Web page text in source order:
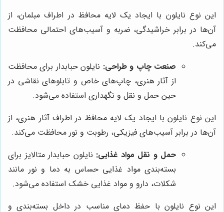
این نوع نایلون با ایجاد یک لایه محافظ در اطراف مبلمان، از
آن‌ها در برابر خراشیدگی، ضربه و آسیب‌های احتمالی محافظت
می‌کند.
صنعت چاپ و طراحی: نایلون حبابدار برای محافظت
از آثار هنری، چاپ‌های خاص و تابلوهای نقاشی در
حین حمل و نقل و نگهداری استفاده می‌شود.
این نوع نایلون با ایجاد یک لایه محافظ در اطراف آثار هنری، از
آن‌ها در برابر آسیب‌های فیزیکی، رطوبت و نور محافظت می‌کند.
حمل و نقل مواد غذایی: نایلون حبابدار متالایز برای
بسته‌بندی مواد غذایی حساس به دما و نور مانند
شکلات، دارو و مواد غذایی خشک استفاده می‌شود.
این نوع نایلون با حفظ دمای مناسب در داخل بسته‌بندی و